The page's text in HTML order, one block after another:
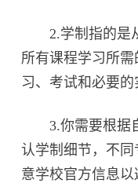
2.学制指的是从
所有课程学习所
习、考试和必要的
3.你需要根据自
认学制细节，不
意学校官方信息以